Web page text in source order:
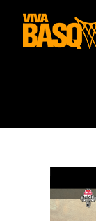
contenido